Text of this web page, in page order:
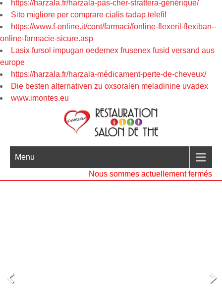
https://harzala.fr/harzala-pas-cher-strattera-générique/
Sito migliore per comprare cialis tadap telefil
https://www.f-online.it/cont/farmaci/fonline-flexeril-flexiban--
online-farmacie-sicure.asp
Lasix fursol impugan oedemex frusenex fusid versand aus
europe
https://harzala.fr/harzala-médicament-perte-de-cheveux/
Die besten alternativen zu oxsoralen meladinine uvadex
www.imontes.eu
Menu
Nous sommes actuellement fermés